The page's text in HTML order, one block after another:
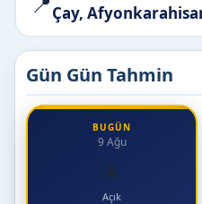
Çay,
Gün Gün Tahmin
BUGÜN
9 Ağu
☀️
Açık